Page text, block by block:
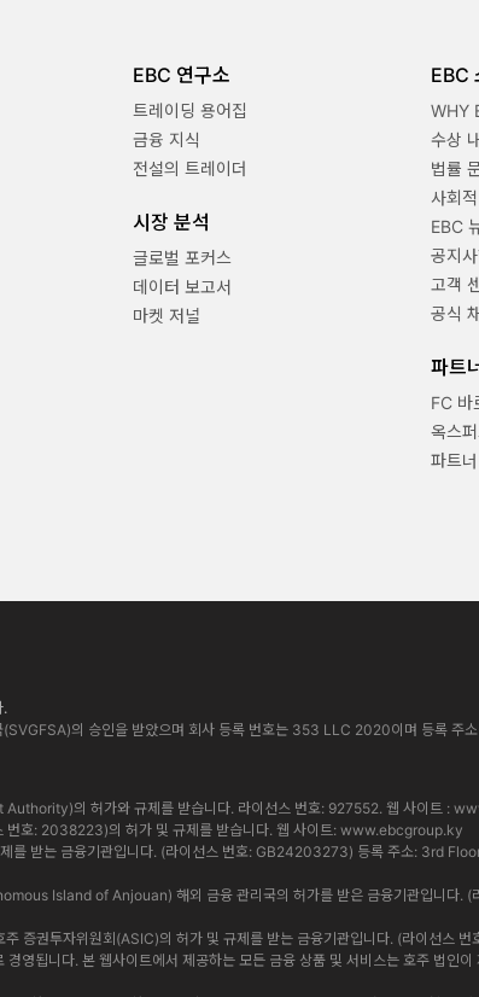
EBC 연구소
트레이딩 용어집
금융 지식
전설의 트레이더
시장 분석
글로벌 포커스
데이터 보고서
마켓 저널
EBC
WHY
수상
법률
사회
EBC
공지
고객
공식
파트
FC 바
옥스
파트
의 승인을 받았으며 회사 등록 번호는 353 LLC 2020이며 등록
의 허가와 규제를 받습니다. 라이선스 번호: 927552. 웹 사이트 :
호: 2038223)의 허가 및 규제를 받습니다. 웹 사이트: www.ebcgroup.ky
를 받는 금융기관입니다. (라이선스 번호: GB24203273) 등록 주소: 3rd
Island of Anjouan) 해외 금융 관리국의 허가를 받은 금융기관입니다.
권투자위원회(ASIC)의 허가 및 규제를 받는 금융기관입니다. (라이선
됩니다. 본 웹사이트에서 제공하는 모든 금융 상품 및 서비스는 호주 법인